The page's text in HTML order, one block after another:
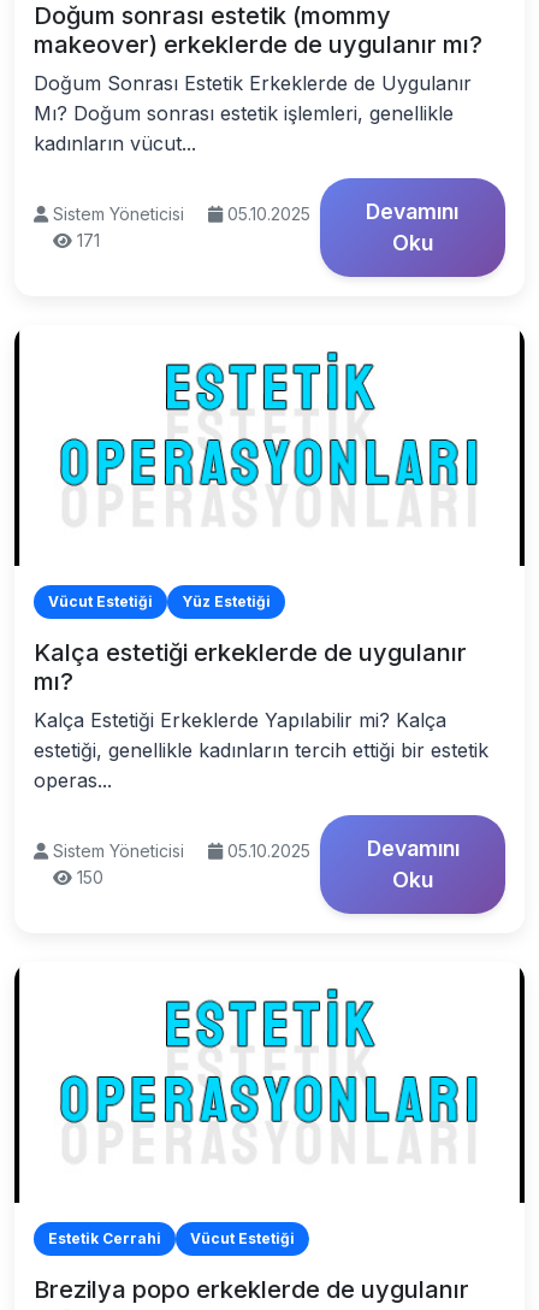
Doğum sonrası estetik (mommy
makeover) erkeklerde de uygulanır mı?
Doğum Sonrası Estetik Erkeklerde de Uygulanır
Mı? Doğum sonrası estetik işlemleri, genellikle
kadınların vücut...
Sistem Yöneticisi
05.10.2025
171
Devamını
Oku
Vücut Estetiği Yüz Estetiği
Kalça estetiği erkeklerde de uygulanır
mı?
Kalça Estetiği Erkeklerde Yapılabilir mi? Kalça
estetiği, genellikle kadınların tercih ettiği bir estetik
operas...
Sistem Yöneticisi
05.10.2025
150
Devamını
Oku
Estetik Cerrahi Vücut Estetiği
Brezilya popo erkeklerde de uygulanır